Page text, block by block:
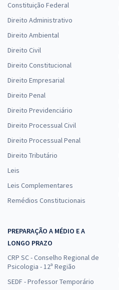
Constituição Federal
Direito Administrativo
Direito Ambiental
Direito Civil
Direito Constitucional
Direito Empresarial
Direito Penal
Direito Previdenciário
Direito Processual Civil
Direito Processual Penal
Direito Tributário
Leis
Leis Complementares
Remédios Constitucionais
PREPARAÇÃO A MÉDIO E A
LONGO PRAZO
CRP SC - Conselho Regional de
Psicologia - 12ª Região
SEDF - Professor Temporário